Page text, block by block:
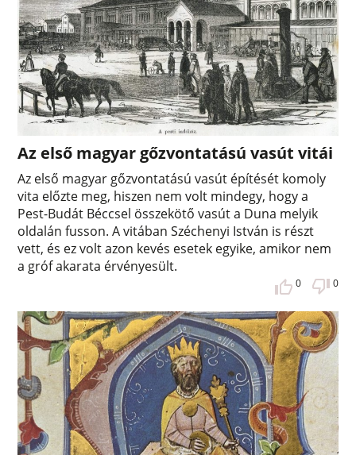
Az első magyar gőzvontatású vasút vitái
Az első magyar gőzvontatású vasút építését komoly
vita előzte meg, hiszen nem volt mindegy, hogy a
Pest-Budát Béccsel összekötő vasút a Duna melyik
oldalán fusson. A vitában Széchenyi István is részt
vett, és ez volt azon kevés esetek egyike, amikor nem
a gróf akarata érvényesült.
0 0